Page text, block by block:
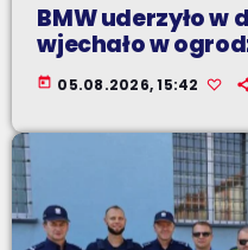
BMW uderzyło w
wjechało w
today 05.08.2026, 15:42